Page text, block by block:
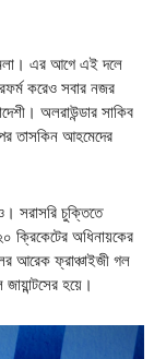
এর আগে এই দলে
করেও সবার নজর
অলরাউন্ডার সাকিব
তাসকিন আহমেদের
সরাসরি চুক্তিতে
ক্রিকেটের অধিনায়কের
আরেক ফ্রাঞ্চাইজী গল
হয়ে।